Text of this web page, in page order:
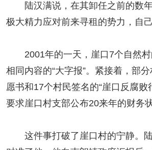
陆汉满说，在其卸任之前的数年
极大精力应对前来寻租的势力，自
2001年的一天，崖口7个自然村
相同内容的“大字报”。紧接着，部
愿书和17个村民签名的“崖口反腐败
要求崖口村支部公布20来年的财务状
这件事打破了崖口村的宁静。陆